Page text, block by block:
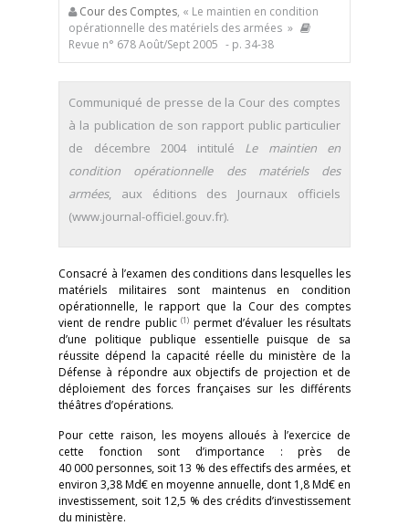
Cour des Comptes, « Le maintien en condition
opérationnelle des matériels des armées »
Revue n° 678 Août/Sept 2005 - p. 34-38
Communiqué de presse de la Cour des comptes
à la publication de son rapport public particulier
de décembre 2004 intitulé Le maintien en
condition opérationnelle des matériels des
armées, aux éditions des Journaux officiels
(www.journal-officiel.gouv.fr).
Consacré à l’examen des conditions dans lesquelles les
matériels militaires sont maintenus en condition
opérationnelle, le rapport que la Cour des comptes
vient de rendre public (1) permet d’évaluer les résultats
d’une politique publique essentielle puisque de sa
réussite dépend la capacité réelle du ministère de la
Défense à répondre aux objectifs de projection et de
déploiement des forces françaises sur les différents
théâtres d’opérations.
Pour cette raison, les moyens alloués à l’exercice de
cette fonction sont d’importance : près de
40 000 personnes, soit 13 % des effectifs des armées, et
environ 3,38 Md€ en moyenne annuelle, dont 1,8 Md€ en
investissement, soit 12,5 % des crédits d’investissement
du ministère.